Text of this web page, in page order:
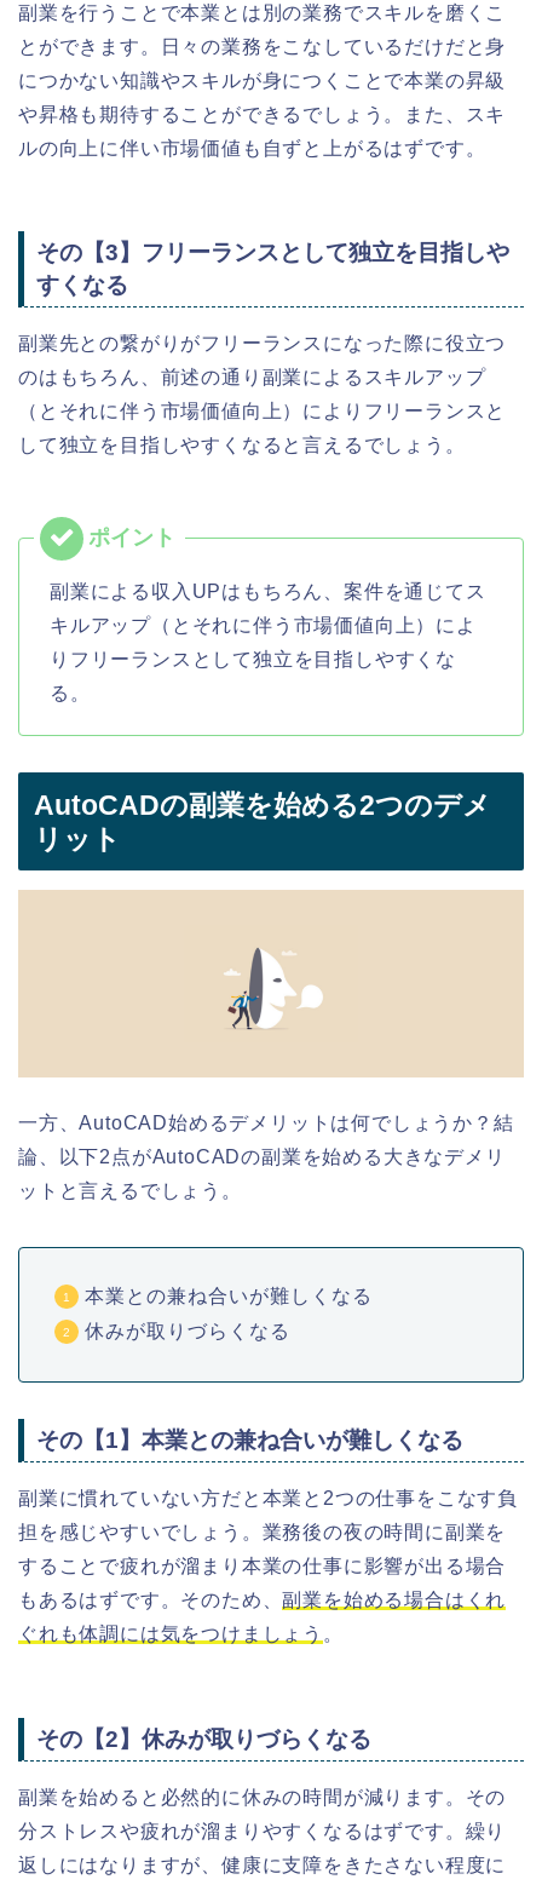
副業を行うことで本業とは別の業務でスキルを磨くこ
とができます。日々の業務をこなしているだけだと身
につかない知識やスキルが身につくことで本業の昇級
や昇格も期待することができるでしょう。また、スキ
ルの向上に伴い市場価値も自ずと上がるはずです。
その【3】フリーランスとして独立を目指しや
すくなる
副業先との繋がりがフリーランスになった際に役立つ
のはもちろん、前述の通り副業によるスキルアップ
（とそれに伴う市場価値向上）によりフリーランスと
して独立を目指しやすくなると言えるでしょう。
副業による収入UPはもちろん、案件を通じてス
キルアップ（とそれに伴う市場価値向上）によ
りフリーランスとして独立を目指しやすくな
る。
AutoCADの副業を始める2つのデメ
リット
一方、AutoCAD始めるデメリットは何でしょうか？結
論、以下2点がAutoCADの副業を始める大きなデメリ
ットと言えるでしょう。
本業との兼ね合いが難しくなる
休みが取りづらくなる
その【1】本業との兼ね合いが難しくなる
副業に慣れていない方だと本業と2つの仕事をこなす負
担を感じやすいでしょう。業務後の夜の時間に副業を
することで疲れが溜まり本業の仕事に影響が出る場合
もあるはずです。そのため、副業を始める場合はくれ
ぐれも体調には気をつけましょう 。
その【2】休みが取りづらくなる
副業を始めると必然的に休みの時間が減ります。その
分ストレスや疲れが溜まりやすくなるはずです。繰り
返しにはなりますが、健康に支障をきたさない程度に